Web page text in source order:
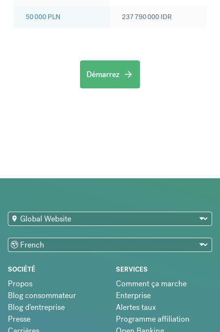
50 000 PLN 237 790 000 IDR
Démarrez
SOCIÉTÉ
Propos
Blog consommateur
Blog d'entreprise
Presse
SERVICES
Comment ça marche
Enterprise
Alertes taux
Programme affiliation